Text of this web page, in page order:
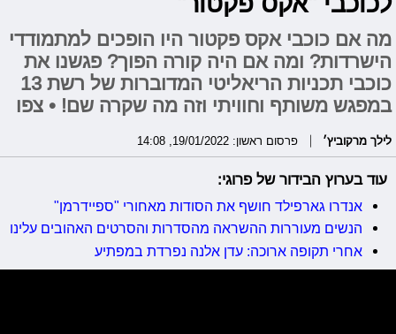
מה אם כוכבי אקס פקטור היו הופכים למתמודדי
הישרדות? ומה אם היה קורה הפוך? פגשנו את
כוכבי תכניות הריאליטי המדוברות של רשת 13
במפגש משותף וחוויתי וזה מה שקרה שם! • צפו
לילך מרקוביץ׳ פרסום ראשון: 19/01/2022, 14:08
עוד בערוץ הבידור של פרוגי:
אנדרו גארפילד חושף את הסודות מאחורי "ספיידרמן"
הנשים מעוררות ההשראה מהסדרות והסרטים האהובים עלינו
אחרי תקופה ארוכה: עדן אלנה נפרדת במפתיע